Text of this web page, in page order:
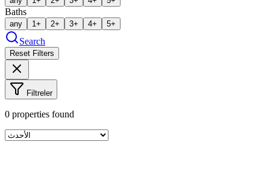
Baths
any 1+ 2+ 3+ 4+ 5+
Search
Reset Filters
Filtreler
0 properties found